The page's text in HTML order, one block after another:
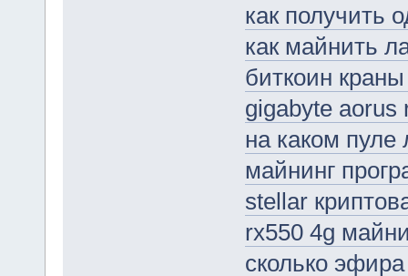
как получить
как майнить
биткоин
gigabyte aorus
на каком
майнинг
stellar
rx550 4g
сколько